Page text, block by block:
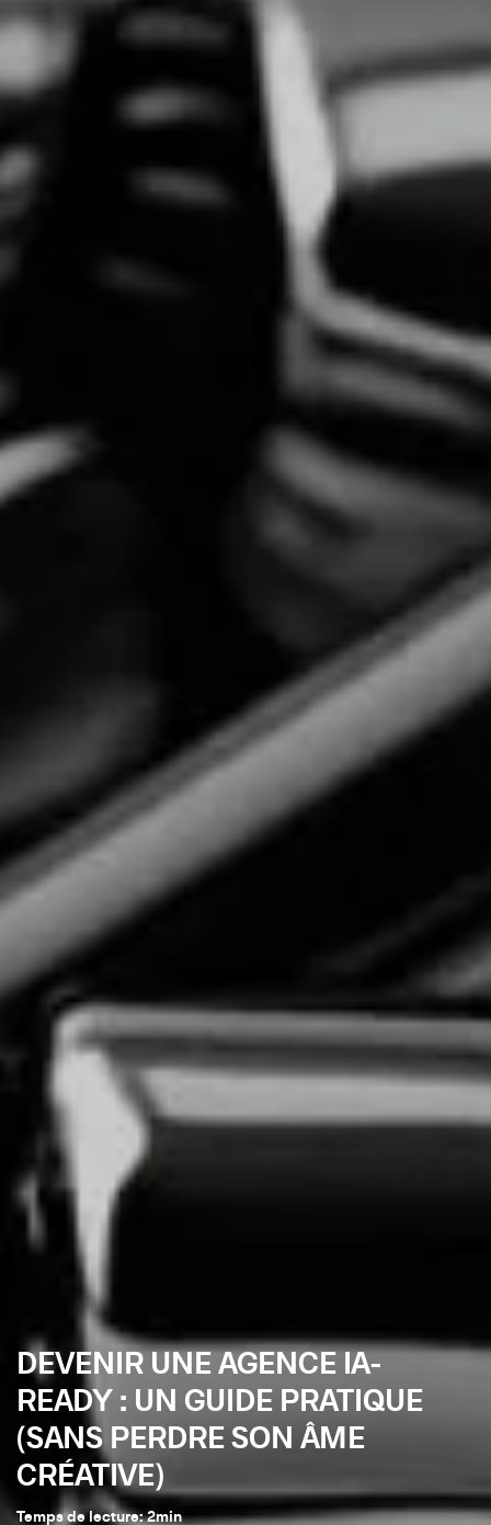
DEVENIR UNE AGENCE IA-
READY : UN GUIDE PRATIQUE
(SANS PERDRE SON ÂME
CRÉATIVE)
Temps de lecture:2min